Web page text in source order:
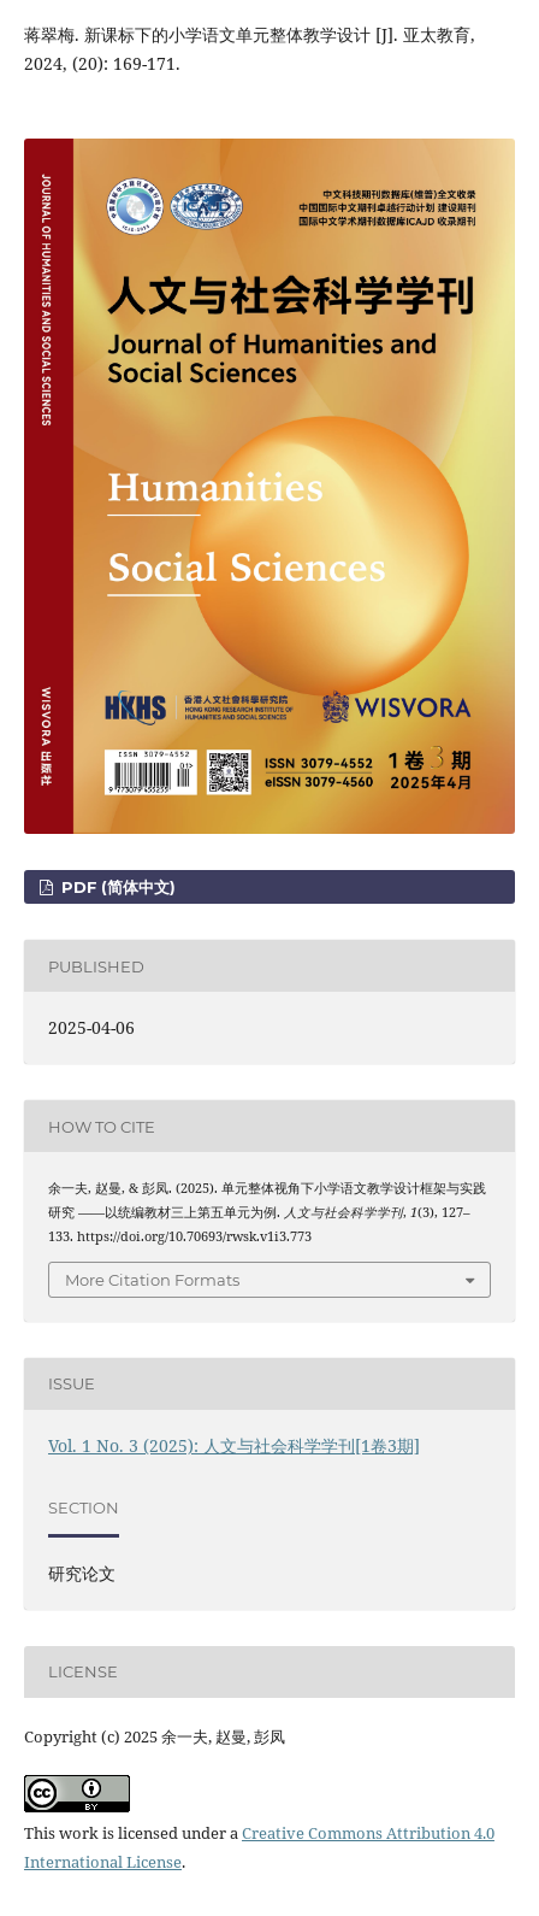
蒋翠梅. 新课标下的小学语文单元整体教学设计 [J]. 亚太教育,
2024, (20): 169-171.
PDF (简体中文)
PUBLISHED
2025-04-06
HOW TO CITE
余一夫, 赵曼, & 彭凤. (2025). 单元整体视角下小学语文教学设计框架与实践
研究 ——以统编教材三上第五单元为例. 人文与社会科学学刊, 1(3), 127–
133. https://doi.org/10.70693/rwsk.v1i3.773
More Citation Formats
ISSUE
Vol. 1 No. 3 (2025): 人文与社会科学学刊[1卷3期]
SECTION
研究论文
LICENSE
Copyright (c) 2025 余一夫, 赵曼, 彭凤
This work is licensed under aCreative Commons Attribution 4.0
International License.